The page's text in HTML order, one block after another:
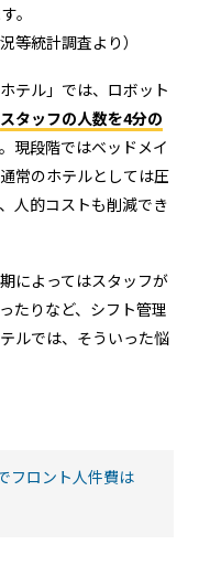
。
等統計調査より）
テル」では、ロボット
スタッフの人数を4分の
現段階ではベッドメイ
常のホテルとしては圧
人的コストも削減でき
によってはスタッフが
たりなど、シフト管理
ルでは、そういった悩
フロント人件費は